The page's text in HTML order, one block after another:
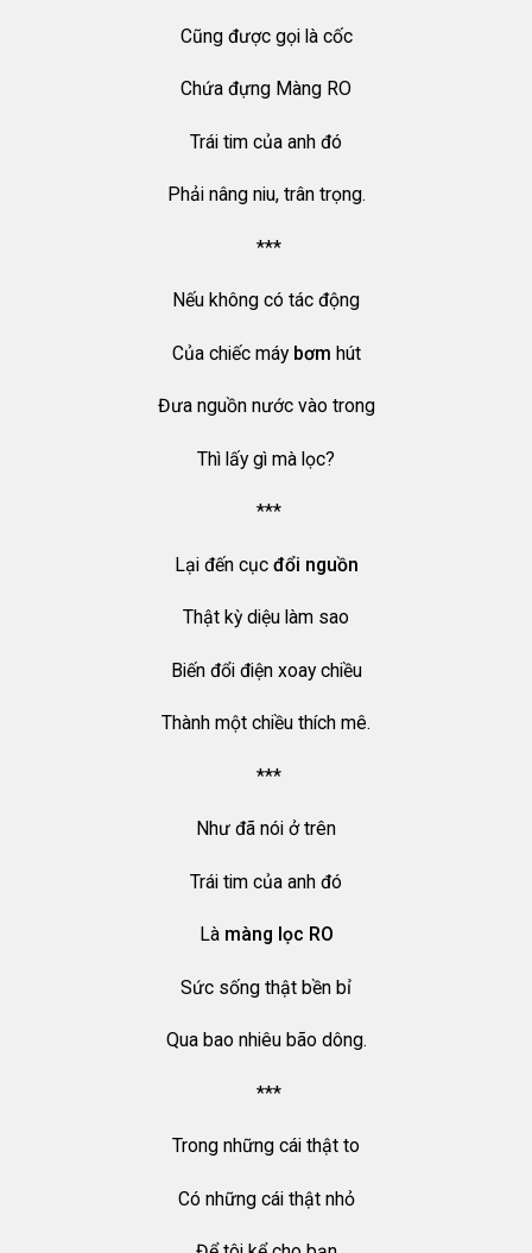
Cũng được gọi là cốc
Chứa đựng Màng RO
Trái tim của anh đó
Phải nâng niu, trân trọng.
***
Nếu không có tác động
Của chiếc máy bơm hút
Đưa nguồn nước vào trong
Thì lấy gì mà lọc?
***
Lại đến cục đổi nguồn
Thật kỳ diệu làm sao
Biến đổi điện xoay chiều
Thành một chiều thích mê.
***
Như đã nói ở trên
Trái tim của anh đó
Là màng lọc RO
Sức sống thật bền bỉ
Qua bao nhiêu bão dông.
***
Trong những cái thật to
Có những cái thật nhỏ